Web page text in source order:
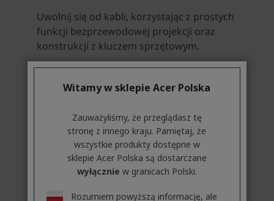
Witamy w sklepie Acer Polska
Zauważyliśmy, że przeglądasz tę
stronę z innego kraju. Pamiętaj, że
wszystkie produkty dostępne w
sklepie Acer Polska są dostarczane
wyłącznie w granicach Polski.
Rozumiem powyższą informację, ale